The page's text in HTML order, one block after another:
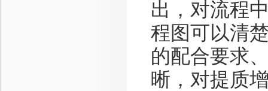
出，对流程
程图可以清
的配合要求
晰，对提质